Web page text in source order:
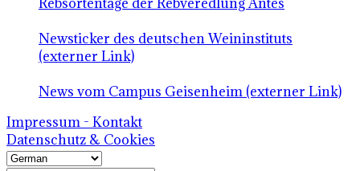
Newsticker des deutschen Weininstituts
(externer Link)
News vom Campus Geisenheim (externer Link)
Impressum - Kontakt
Datenschutz & Cookies